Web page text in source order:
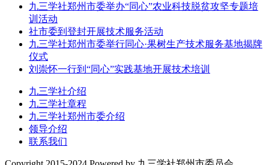
九三学社郑州市委举办“同心”农业科技脱贫攻坚专题培
训活动
社市委到登封开展技术服务活动
九三学社郑州市委举行同心·果树生产技术服务基地揭牌
仪式
刘崇怀一行到“同心”实践基地开展技术培训
九三学社介绍
九三学社章程
九三学社郑州市委介绍
领导介绍
联系我们